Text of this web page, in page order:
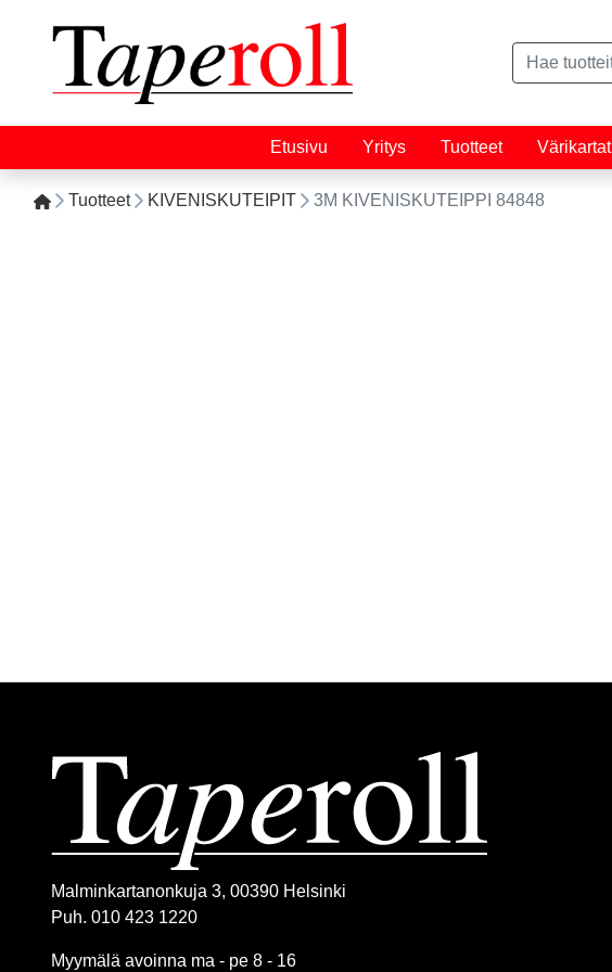
Etusivu Yritys Tuotteet Värikartat
Tuotteet KIVENISKUTEIPIT 3M KIVENISKUTEIPPI 84848
Malminkartanonkuja 3, 00390 Helsinki
Puh. 010 423 1220
Myymälä avoinna ma - pe 8 - 16